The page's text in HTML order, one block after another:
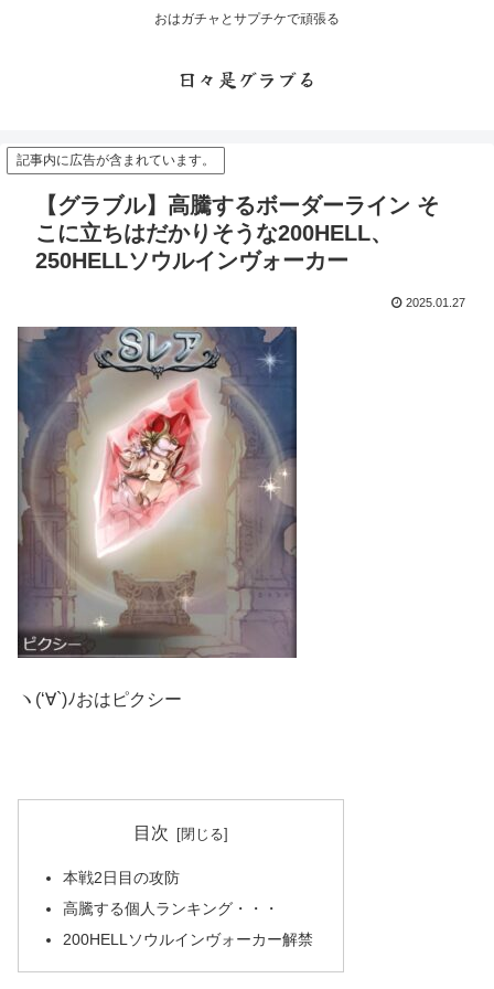
おはガチャとサプチケで頑張る
日々是グラブる
記事内に広告が含まれています。
【グラブル】高騰するボーダーライン そ
こに立ちはだかりそうな200HELL、
250HELLソウルインヴォーカー
2025.01.27
ヽ(‘∀`)ﾉおはピクシー
目次
本戦2日目の攻防
高騰する個人ランキング・・・
200HELLソウルインヴォーカー解禁